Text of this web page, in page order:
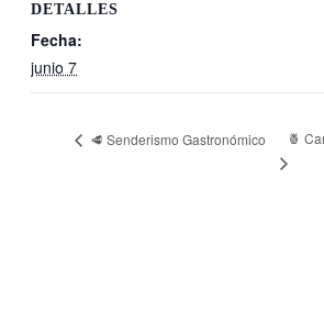
DETALLES
Fecha:
junio 7
🥩 Senderismo Gastronómico 🍍